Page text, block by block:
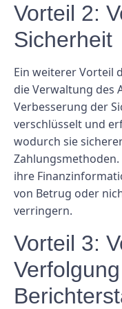
Vorteil 2:
Sicherheit
Ein weiterer Vorteil
die Verwaltung des
Verbesserung der
verschlüsselt und
wodurch sie
ihre
von Betrug oder
verringern.
Vorteil 3: